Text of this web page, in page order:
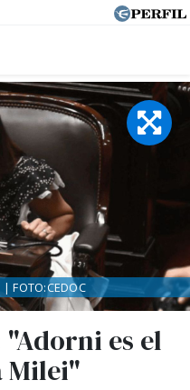
es el
Milei"
| FOTO:CEDOC